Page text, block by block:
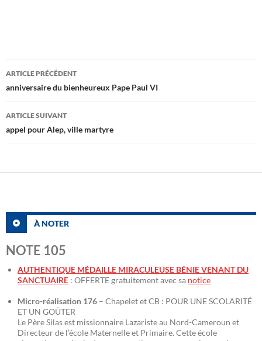
Navigation
des
articles
ARTICLE PRÉCÉDENT
anniversaire du bienheureux Pape Paul VI
ARTICLE SUIVANT
appel pour Alep, ville martyre
À NOTER
NOTE 105
AUTHENTIQUE MÉDAILLE MIRACULEUSE BÉNIE VENANT DU
SANCTUAIRE : OFFERTE gratuitement avec sa notice
Micro-réalisation 176 – Chapelet et CB : POUR UNE SCOLARITÉ
ET UN GOÛTER
Le Père Silas est missionnaire Lazariste au Nord-Cameroun et
Directeur de l’école Maternelle et Primaire. Cette école